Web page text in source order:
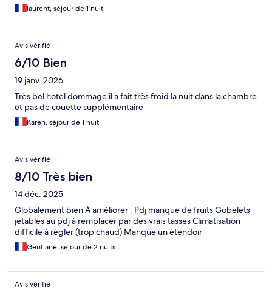
laurent, séjour de 1 nuit
Avis vérifié
6/10 Bien
19 janv. 2026
Très bel hotel dommage il a fait très froid la nuit dans la chambre
et pas de couette supplémentaire
Karen, séjour de 1 nuit
Avis vérifié
8/10 Très bien
14 déc. 2025
Globalement bien À améliorer : Pdj manque de fruits Gobelets
jetables au pdj à remplacer par des vrais tasses Climatisation
difficile à régler (trop chaud) Manque un étendoir
Gentiane, séjour de 2 nuits
Avis vérifié